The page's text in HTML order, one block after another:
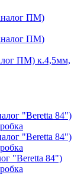
ПМ) к.4,5мм,
"Beretta 84")